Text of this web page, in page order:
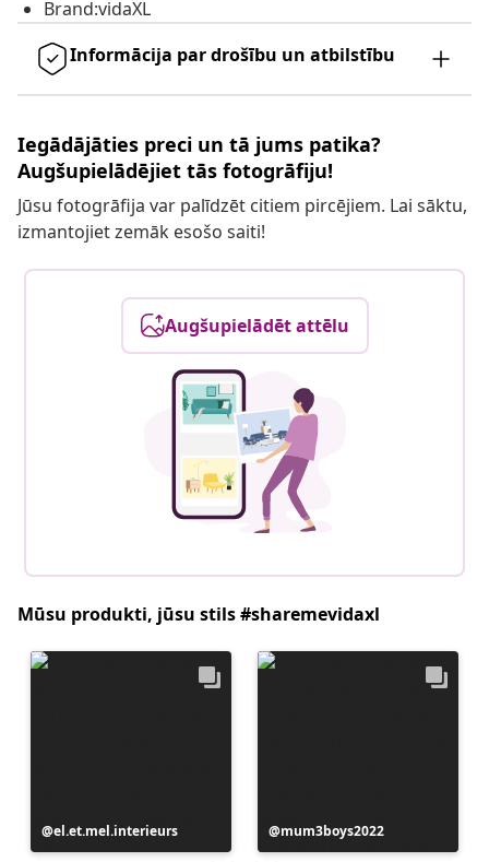
Brand:vidaXL
Informācija par drošību un atbilstību
Iegādājāties preci un tā jums patika?
Augšupielādējiet tās fotogrāfiju!
Jūsu fotogrāfija var palīdzēt citiem pircējiem. Lai sāktu,
izmantojiet zemāk esošo saiti!
Augšupielādēt attēlu
Mūsu produkti, jūsu stils #sharemevidaxl
Ierakstu
publicējis
el.et.mel.interieurs
Ierakstu
publicējis
mum3boys2022